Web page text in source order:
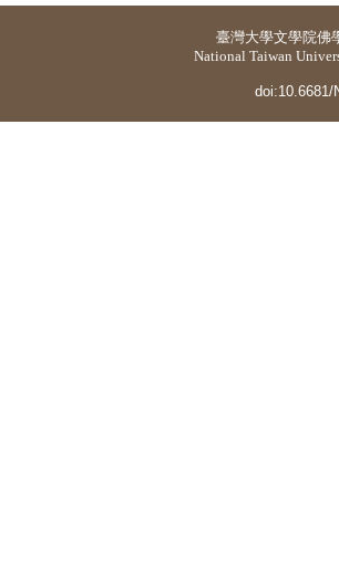
臺灣大學文學院佛
National Taiwan
doi:10.6681/